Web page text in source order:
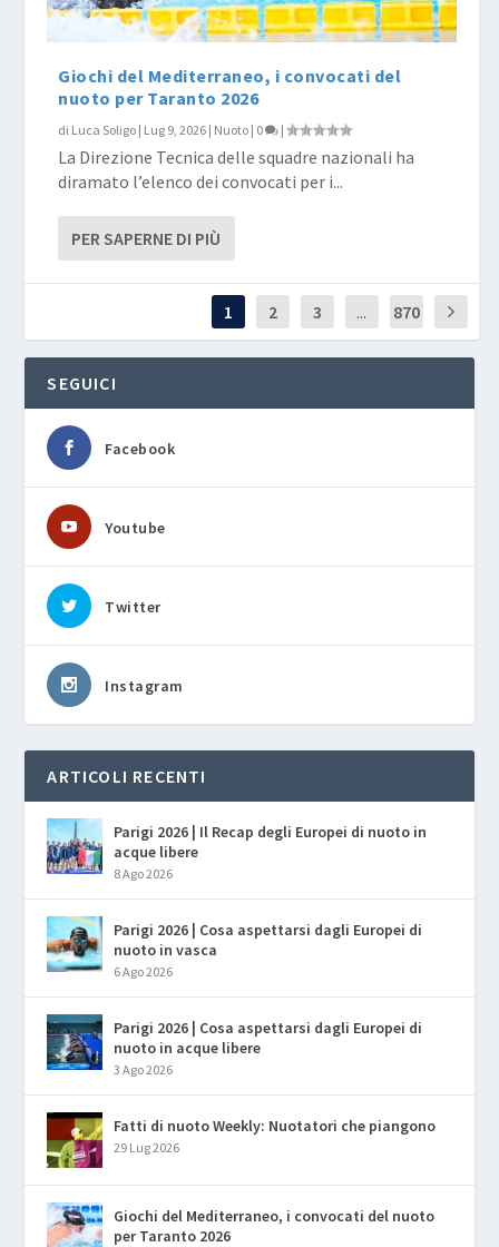
Giochi del Mediterraneo, i convocati del
nuoto per Taranto 2026
di Luca Soligo | Lug 9, 2026 | Nuoto | 0 |
La Direzione Tecnica delle squadre nazionali ha
diramato l’elenco dei convocati per i...
PER SAPERNE DI PIÙ
1 2 3 ... 870
SEGUICI
Facebook
Youtube
Twitter
Instagram
ARTICOLI RECENTI
Parigi 2026 | Il Recap degli Europei di nuoto in
acque libere
8 Ago 2026
Parigi 2026 | Cosa aspettarsi dagli Europei di
nuoto in vasca
6 Ago 2026
Parigi 2026 | Cosa aspettarsi dagli Europei di
nuoto in acque libere
3 Ago 2026
Fatti di nuoto Weekly: Nuotatori che piangono
29 Lug 2026
Giochi del Mediterraneo, i convocati del nuoto
per Taranto 2026